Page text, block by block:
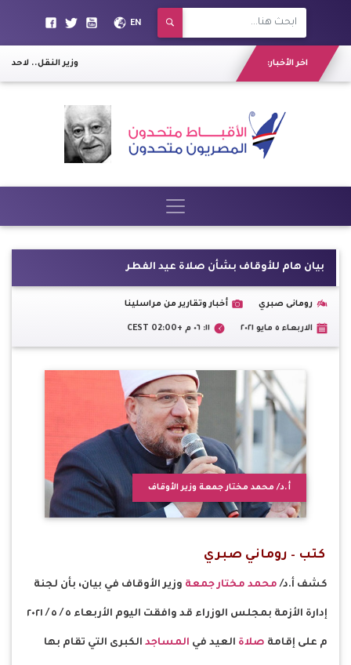
EN
اخر الأخبار: وزير النقل.. لاحد
بيان هام للأوقاف بشأن صلاة عيد الفطر
رومانى صبري أخبار وتقارير من مراسلينا
الاربعاء ٥ مايو ٢٠٢١ ١١: ٠٦ م +02:00 CEST
أ.د/ محمد مختار جمعة وزير الأوقاف
كتب – روماني صبري
كشف أ.د/محمد مختار جمعة وزير الأوقاف في بيان، بأن لجنة
إدارة الأزمة بمجلس الوزراء قد وافقت اليوم الأربعاء ٥ / ٥ / ٢٠٢١
م على إقامة صلاة العيد في المساجد الكبرى التي تقام بها